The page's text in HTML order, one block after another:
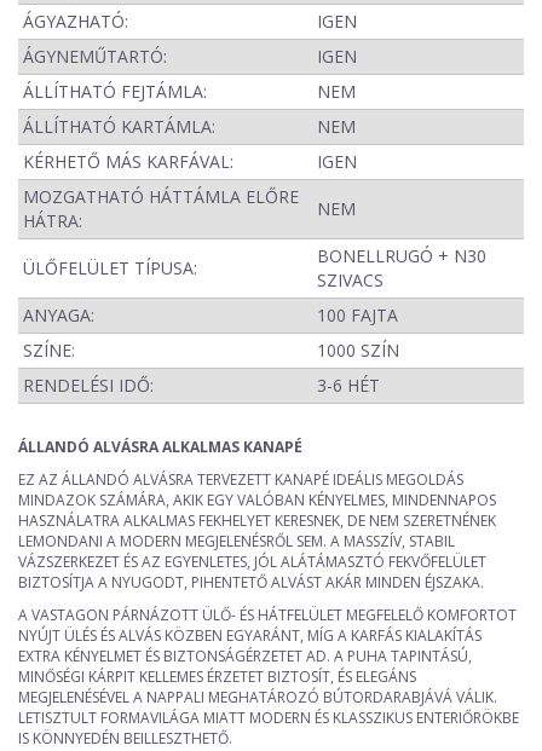
ÁGYAZHATÓ:
IGEN
ÁGYNEMŰTARTÓ:
IGEN
ÁLLÍTHATÓ FEJTÁMLA:
NEM
ÁLLÍTHATÓ KARTÁMLA:
NEM
KÉRHETŐ MÁS KARFÁVAL:
IGEN
MOZGATHATÓ HÁTTÁMLA ELŐRE
HÁTRA:
NEM
ÜLŐFELÜLET TÍPUSA:
BONELLRUGÓ + N30
SZIVACS
ANYAGA:
100 FAJTA
SZÍNE:
1000 SZÍN
RENDELÉSI IDŐ:
3-6 HÉT
ÁLLANDÓ ALVÁSRA ALKALMAS KANAPÉ
EZ AZ ÁLLANDÓ ALVÁSRA TERVEZETT KANAPÉ IDEÁLIS MEGOLDÁS
MINDAZOK SZÁMÁRA, AKIK EGY VALÓBAN KÉNYELMES, MINDENNAPOS
HASZNÁLATRA ALKALMAS FEKHELYET KERESNEK, DE NEM SZERETNÉNEK
LEMONDANI A MODERN MEGJELENÉSRŐL SEM. A MASSZÍV, STABIL
VÁZSZERKEZET ÉS AZ EGYENLETES, JÓL ALÁTÁMASZTÓ FEKVŐFELÜLET
BIZTOSÍTJA A NYUGODT, PIHENTETŐ ALVÁST AKÁR MINDEN ÉJSZAKA.
A VASTAGON PÁRNÁZOTT ÜLŐ- ÉS HÁTFELÜLET MEGFELELŐ KOMFORTOT
NYÚJT ÜLÉS ÉS ALVÁS KÖZBEN EGYARÁNT, MÍG A KARFÁS KIALAKÍTÁS
EXTRA KÉNYELMET ÉS BIZTONSÁGÉRZETET AD. A PUHA TAPINTÁSÚ,
MINŐSÉGI KÁRPIT KELLEMES ÉRZETET BIZTOSÍT, ÉS ELEGÁNS
MEGJELENÉSÉVEL A NAPPALI MEGHATÁROZÓ BÚTORDARABJÁVÁ VÁLIK.
LETISZTULT FORMAVILÁGA MIATT MODERN ÉS KLASSZIKUS ENTERIŐRÖKBE
IS KÖNNYEDÉN BEILLESZTHETŐ.